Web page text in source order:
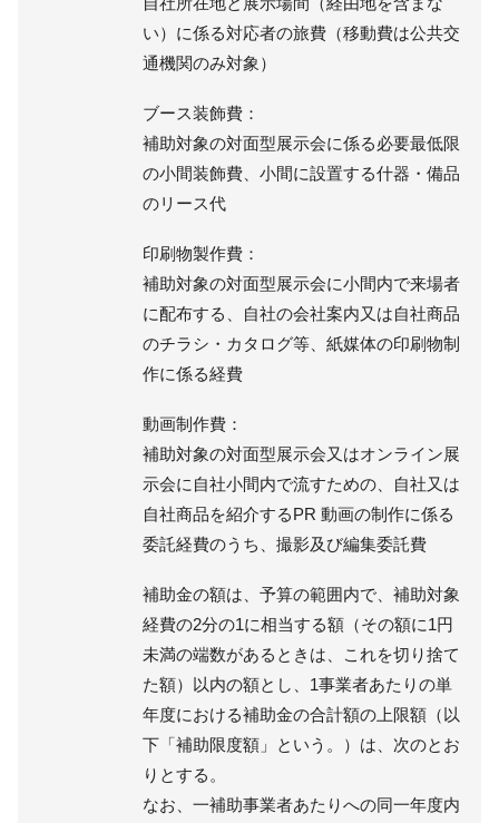
い）に係る対応者の旅費（移動費は公共交
通機関のみ対象）
ブース装飾費：
補助対象の対面型展示会に係る必要最低限
の小間装飾費、小間に設置する什器・備品
のリース代
印刷物製作費：
補助対象の対面型展示会に小間内で来場者
に配布する、自社の会社案内又は自社商品
のチラシ・カタログ等、紙媒体の印刷物制
作に係る経費
動画制作費：
補助対象の対面型展示会又はオンライン展
示会に自社小間内で流すための、自社又は
自社商品を紹介するPR 動画の制作に係る
委託経費のうち、撮影及び編集委託費
補助金の額は、予算の範囲内で、補助対象
経費の2分の1に相当する額（その額に1円
未満の端数があるときは、これを切り捨て
た額）以内の額とし、1事業者あたりの単
年度における補助金の合計額の上限額（以
下「補助限度額」という。）は、次のとお
りとする。
なお、一補助事業者あたりへの同一年度内